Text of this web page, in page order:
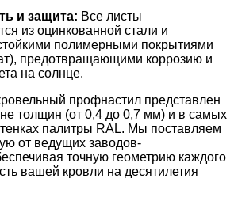
и защита: Все листы
из оцинкованной стали и
полимерными покрытиями
предотвращающими коррозию и
на солнце.
профнастил представлен
толщин (от 0,4 до 0,7 мм) и в самых
палитры RAL. Мы поставляем
от ведущих заводов-
точную геометрию каждого
вашей кровли на десятилетия